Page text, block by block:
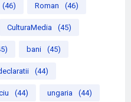
(46) Roman (46)
CulturaMedia (45)
bani (45)
(44)
(44) ungaria (44)